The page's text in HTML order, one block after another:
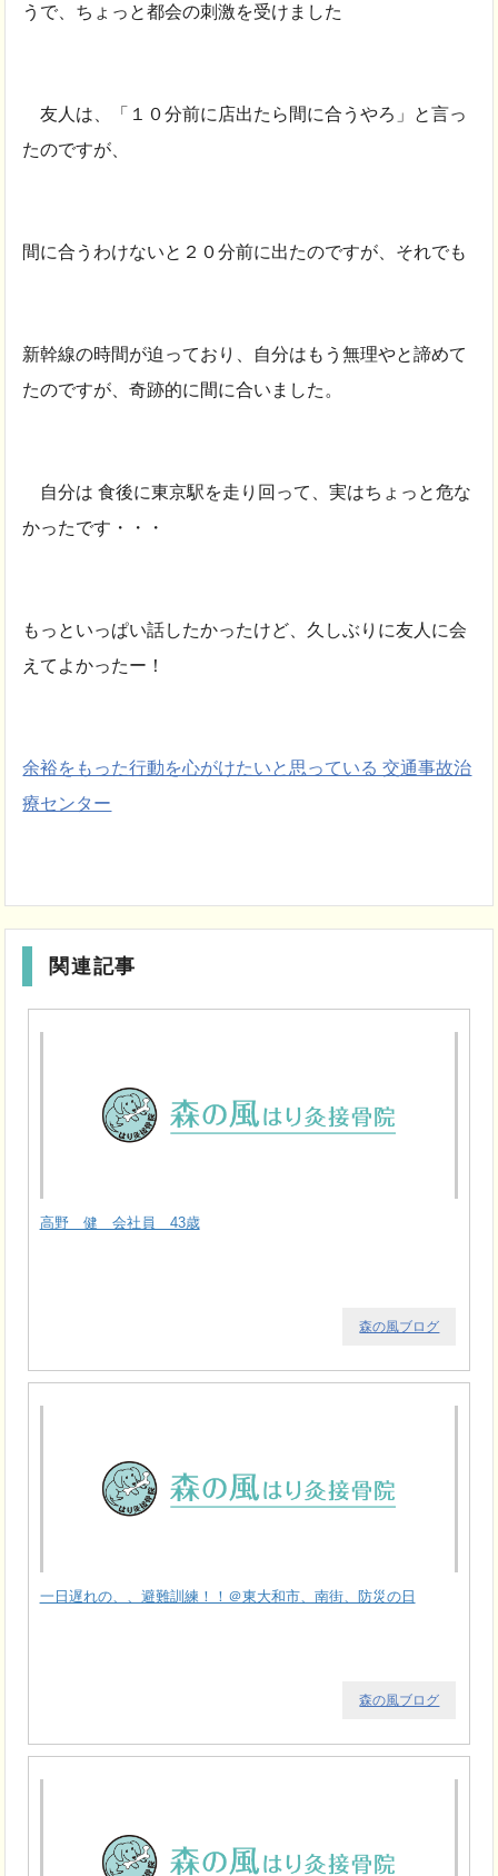
うで、ちょっと都会の刺激を受けました
友人は、「１０分前に店出たら間に合うやろ」と言っ
たのですが、
間に合うわけないと２０分前に出たのですが、それでも
新幹線の時間が迫っており、自分はもう無理やと諦めて
たのですが、奇跡的に間に合いました。
自分は 食後に東京駅を走り回って、実はちょっと危な
かったです・・・
もっといっぱい話したかったけど、久しぶりに友人に会
えてよかったー！
余裕をもった行動を心がけたいと思っている 交通事故治
療センター
関連記事
高野 健 会社員 43歳
森の風ブログ
一日遅れの、、避難訓練！！＠東大和市、南街、防災の日
森の風ブログ